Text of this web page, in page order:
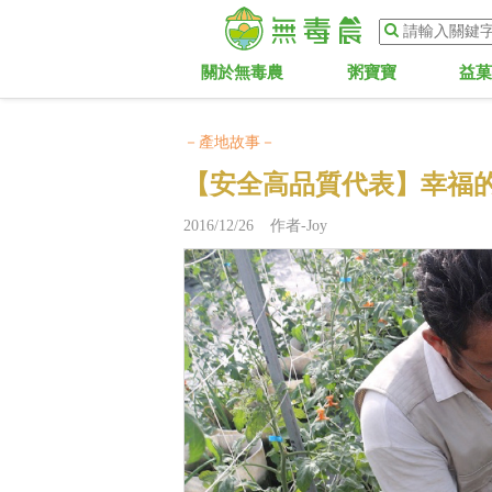
關於無毒農 粥寶寶 益
－產地故事－
【安全高品質代表】幸福
2016/12/26 作者-Joy